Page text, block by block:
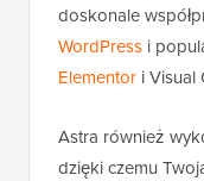
doskonale
WordPress i
Elementor i Visual
Astra również
dzięki czemu